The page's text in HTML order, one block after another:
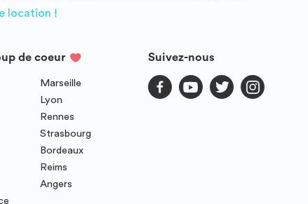
location !
de coeur
Marseille
Lyon
Rennes
Strasbourg
Bordeaux
Reims
Angers
Suivez-nous